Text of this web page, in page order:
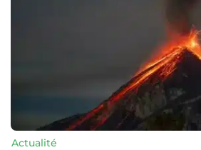
Actualité